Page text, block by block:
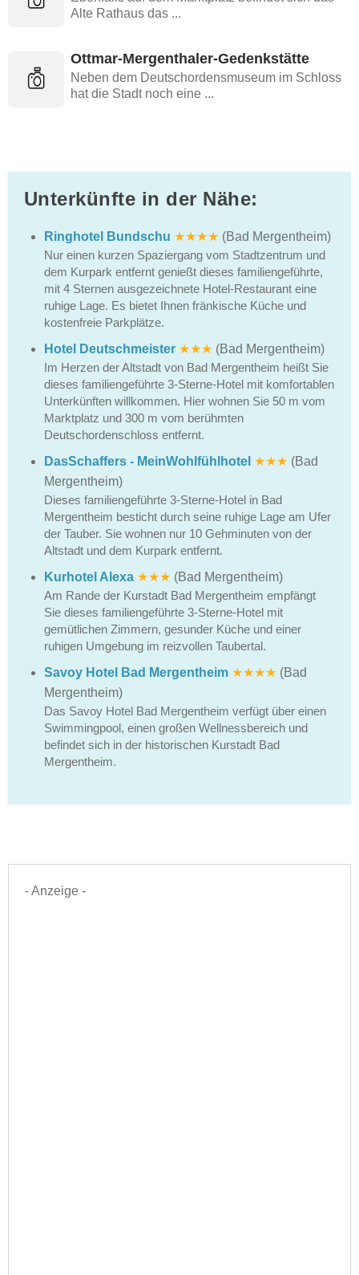
Alte Rathaus das ...
Ottmar-Mergenthaler-Gedenkstätte
Neben dem Deutschordensmuseum im Schloss
hat die Stadt noch eine ...
Unterkünfte in der Nähe:
Ringhotel Bundschu ★★★★ (Bad Mergentheim)
Nur einen kurzen Spaziergang vom Stadtzentrum und
dem Kurpark entfernt genießt dieses familiengeführte,
mit 4 Sternen ausgezeichnete Hotel-Restaurant eine
ruhige Lage. Es bietet Ihnen fränkische Küche und
kostenfreie Parkplätze.
Hotel Deutschmeister ★★★ (Bad Mergentheim)
Im Herzen der Altstadt von Bad Mergentheim heißt Sie
dieses familiengeführte 3-Sterne-Hotel mit komfortablen
Unterkünften willkommen. Hier wohnen Sie 50 m vom
Marktplatz und 300 m vom berühmten
Deutschordenschloss entfernt.
DasSchaffers - MeinWohlfühlhotel ★★★ (Bad
Mergentheim)
Dieses familiengeführte 3-Sterne-Hotel in Bad
Mergentheim besticht durch seine ruhige Lage am Ufer
der Tauber. Sie wohnen nur 10 Gehminuten von der
Altstadt und dem Kurpark entfernt.
Kurhotel Alexa ★★★ (Bad Mergentheim)
Am Rande der Kurstadt Bad Mergentheim empfängt
Sie dieses familiengeführte 3-Sterne-Hotel mit
gemütlichen Zimmern, gesunder Küche und einer
ruhigen Umgebung im reizvollen Taubertal.
Savoy Hotel Bad Mergentheim ★★★★ (Bad
Mergentheim)
Das Savoy Hotel Bad Mergentheim verfügt über einen
Swimmingpool, einen großen Wellnessbereich und
befindet sich in der historischen Kurstadt Bad
Mergentheim.
- Anzeige -